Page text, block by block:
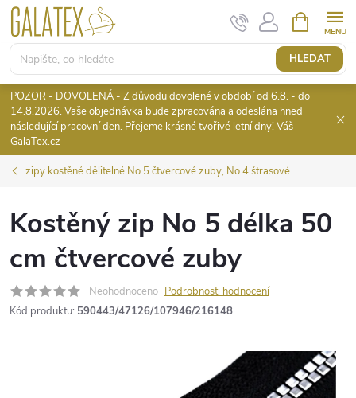
Přejít
obsah
HLEDAT
NÁKUPNÍ
KOŠÍK
POZOR - DOVOLENÁ - Z důvodu dovolené v období od 6.8. - do
14.8.2026. Vaše objednávka bude zpracována a odeslána hned
následující pracovní den. Přejeme krásné tvořivé letní dny! Váš
GalaTex.cz
zipy kostěné dělitelné No 5 čtvercové zuby, No 4 štrasové
Kostěný zip No 5 délka 50
cm čtvercové zuby
Neohodnoceno Podrobnosti hodnocení
Kód produktu: 590443/47126/107946/216148